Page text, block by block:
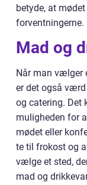
betyde, at
forventningerne.
Mad og
Når man vælger
er det også
og catering. Det
muligheden for
mødet eller
te til frokost og
vælge et sted,
mad og